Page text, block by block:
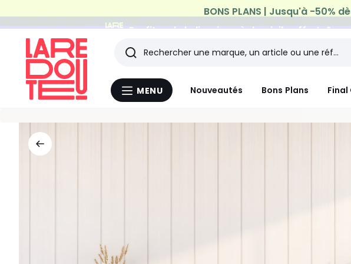
Profitez de la livraison à domicile offerte*sur
Menu
MENU Nouveautés Bons Plans
Rechercher
Les
derniers